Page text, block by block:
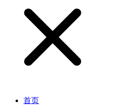
首页